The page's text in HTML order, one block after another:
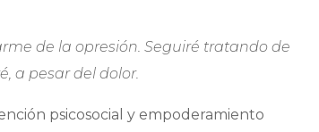
de la opresión. Seguiré tratando de
a pesar del dolor.
psicosocial y empoderamiento